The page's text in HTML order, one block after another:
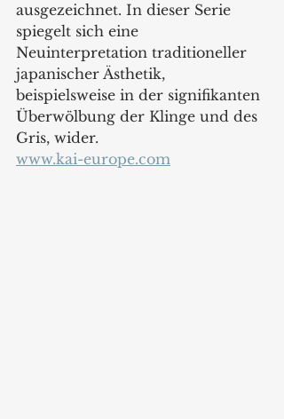
ausgezeichnet. In dieser Serie
spiegelt sich eine
Neuinterpretation traditioneller
japanischer Ästhetik,
beispielsweise in der signifikanten
Überwölbung der Klinge und des
Gris, wider.
www.kai-europe.com